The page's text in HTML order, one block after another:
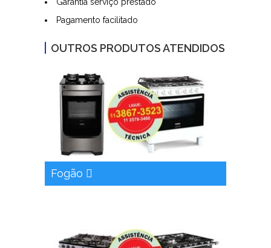
Garantia serviço prestado
Pagamento facilitado
OUTROS PRODUTOS ATENDIDOS
Fogão